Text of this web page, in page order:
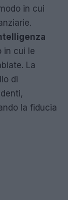
in cui
in cui le
La
di
la fiducia